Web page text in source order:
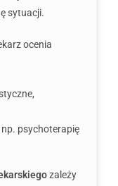
sytuacji.
ocenia
psychoterapię
zależy